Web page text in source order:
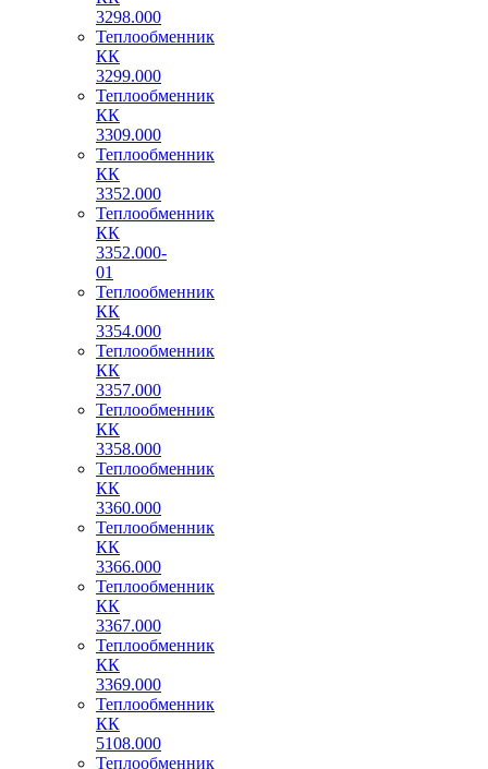
3298.000
Теплообменник
КК
3299.000
Теплообменник
КК
3309.000
Теплообменник
КК
3352.000
Теплообменник
КК
3352.000-
01
Теплообменник
КК
3354.000
Теплообменник
КК
3357.000
Теплообменник
КК
3358.000
Теплообменник
КК
3360.000
Теплообменник
КК
3366.000
Теплообменник
КК
3367.000
Теплообменник
КК
3369.000
Теплообменник
КК
5108.000
Теплообменник